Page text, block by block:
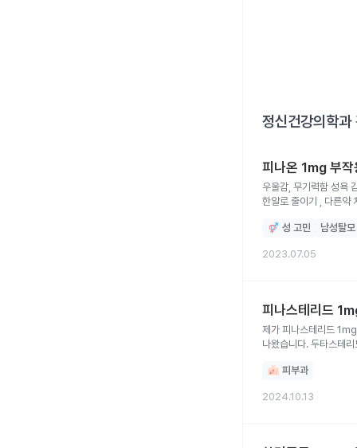
정신건강의학과
피나온 1mg 부
우울감, 무기력함 성욕
한알로 줄이기 , 다른약
성 고민 남성탈모
2023.07.05
피나스테리드
제가 피나스테리드
나왔습니다. 두타스테
피부과
2024.10.13